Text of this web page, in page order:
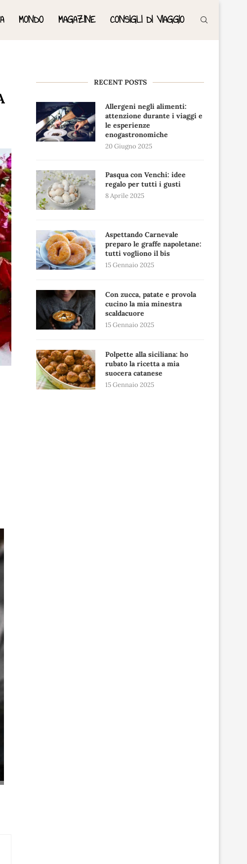
MONDO MAGAZINE CONSIGLI DI VIAGGIO
RECENT POSTS
Allergeni negli alimenti:
attenzione durante i viaggi e
le esperienze
enogastronomiche
20 Giugno 2025
Pasqua con Venchi: idee
regalo per tutti i gusti
8 Aprile 2025
Aspettando Carnevale
preparo le graffe napoletane:
tutti vogliono il bis
15 Gennaio 2025
Con zucca, patate e provola
cucino la mia minestra
scaldacuore
15 Gennaio 2025
Polpette alla siciliana: ho
rubato la ricetta a mia
suocera catanese
15 Gennaio 2025